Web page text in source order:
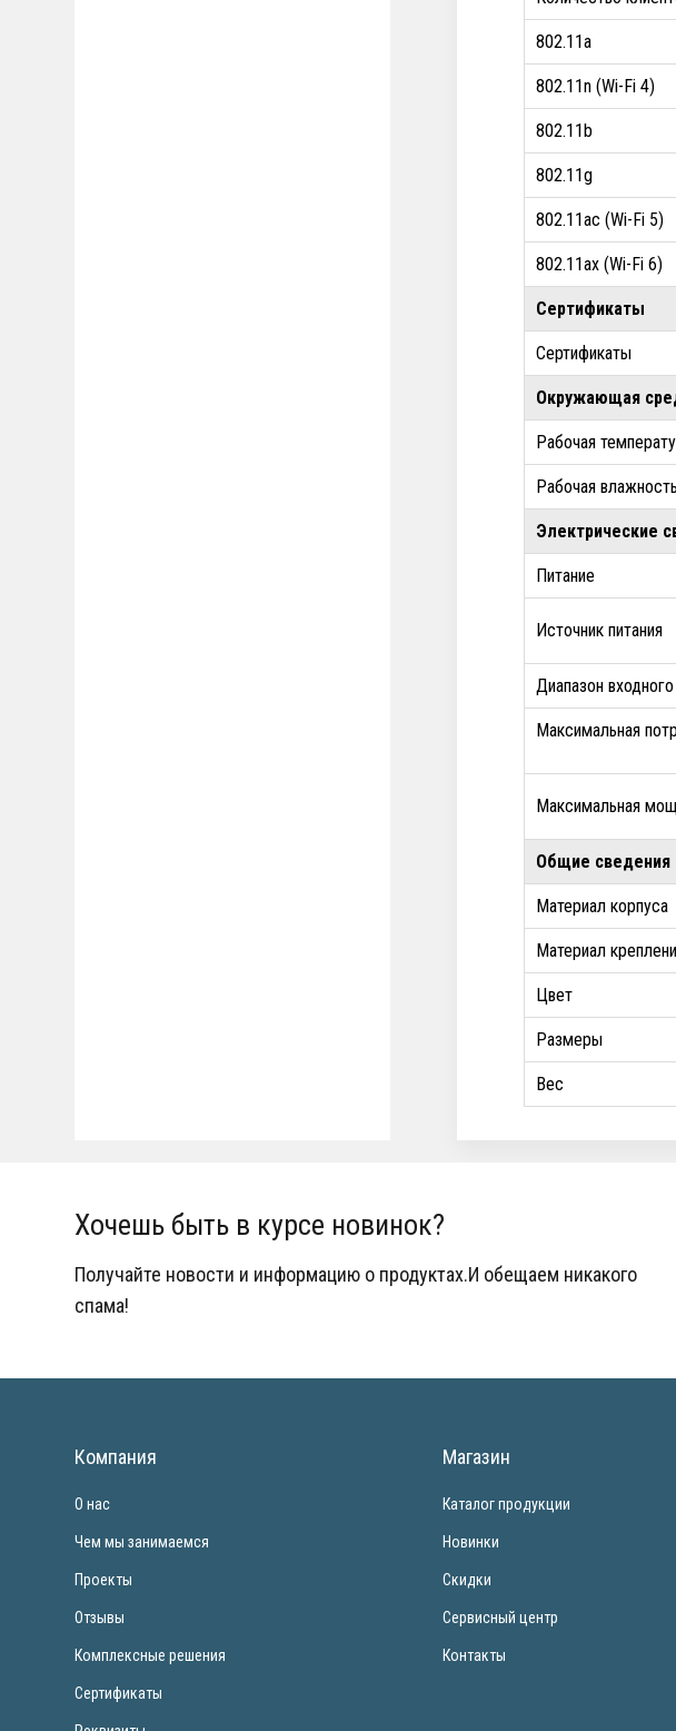
802.11a
802.11n (Wi-Fi 4)
802.11b
802.11g
802.11ac (Wi-Fi 5)
802.11ax (Wi-Fi 6)
Сертификаты
Сертификаты
Окружающая
Рабочая
Рабочая влажность
Электрические
Питание
Источник питания
Диапазон
Максимальная
Максимальная
Общие
Материал корпуса
Материал
Цвет
Размеры
Вес
Хочешь быть в курсе новинок?
Получайте новости и информацию о продуктах.И обещаем никакого
спама!
Компания
О нас
Чем мы занимаемся
Проекты
Отзывы
Комплексные решения
Сертификаты
Магазин
Каталог продукции
Новинки
Скидки
Сервисный центр
Контакты